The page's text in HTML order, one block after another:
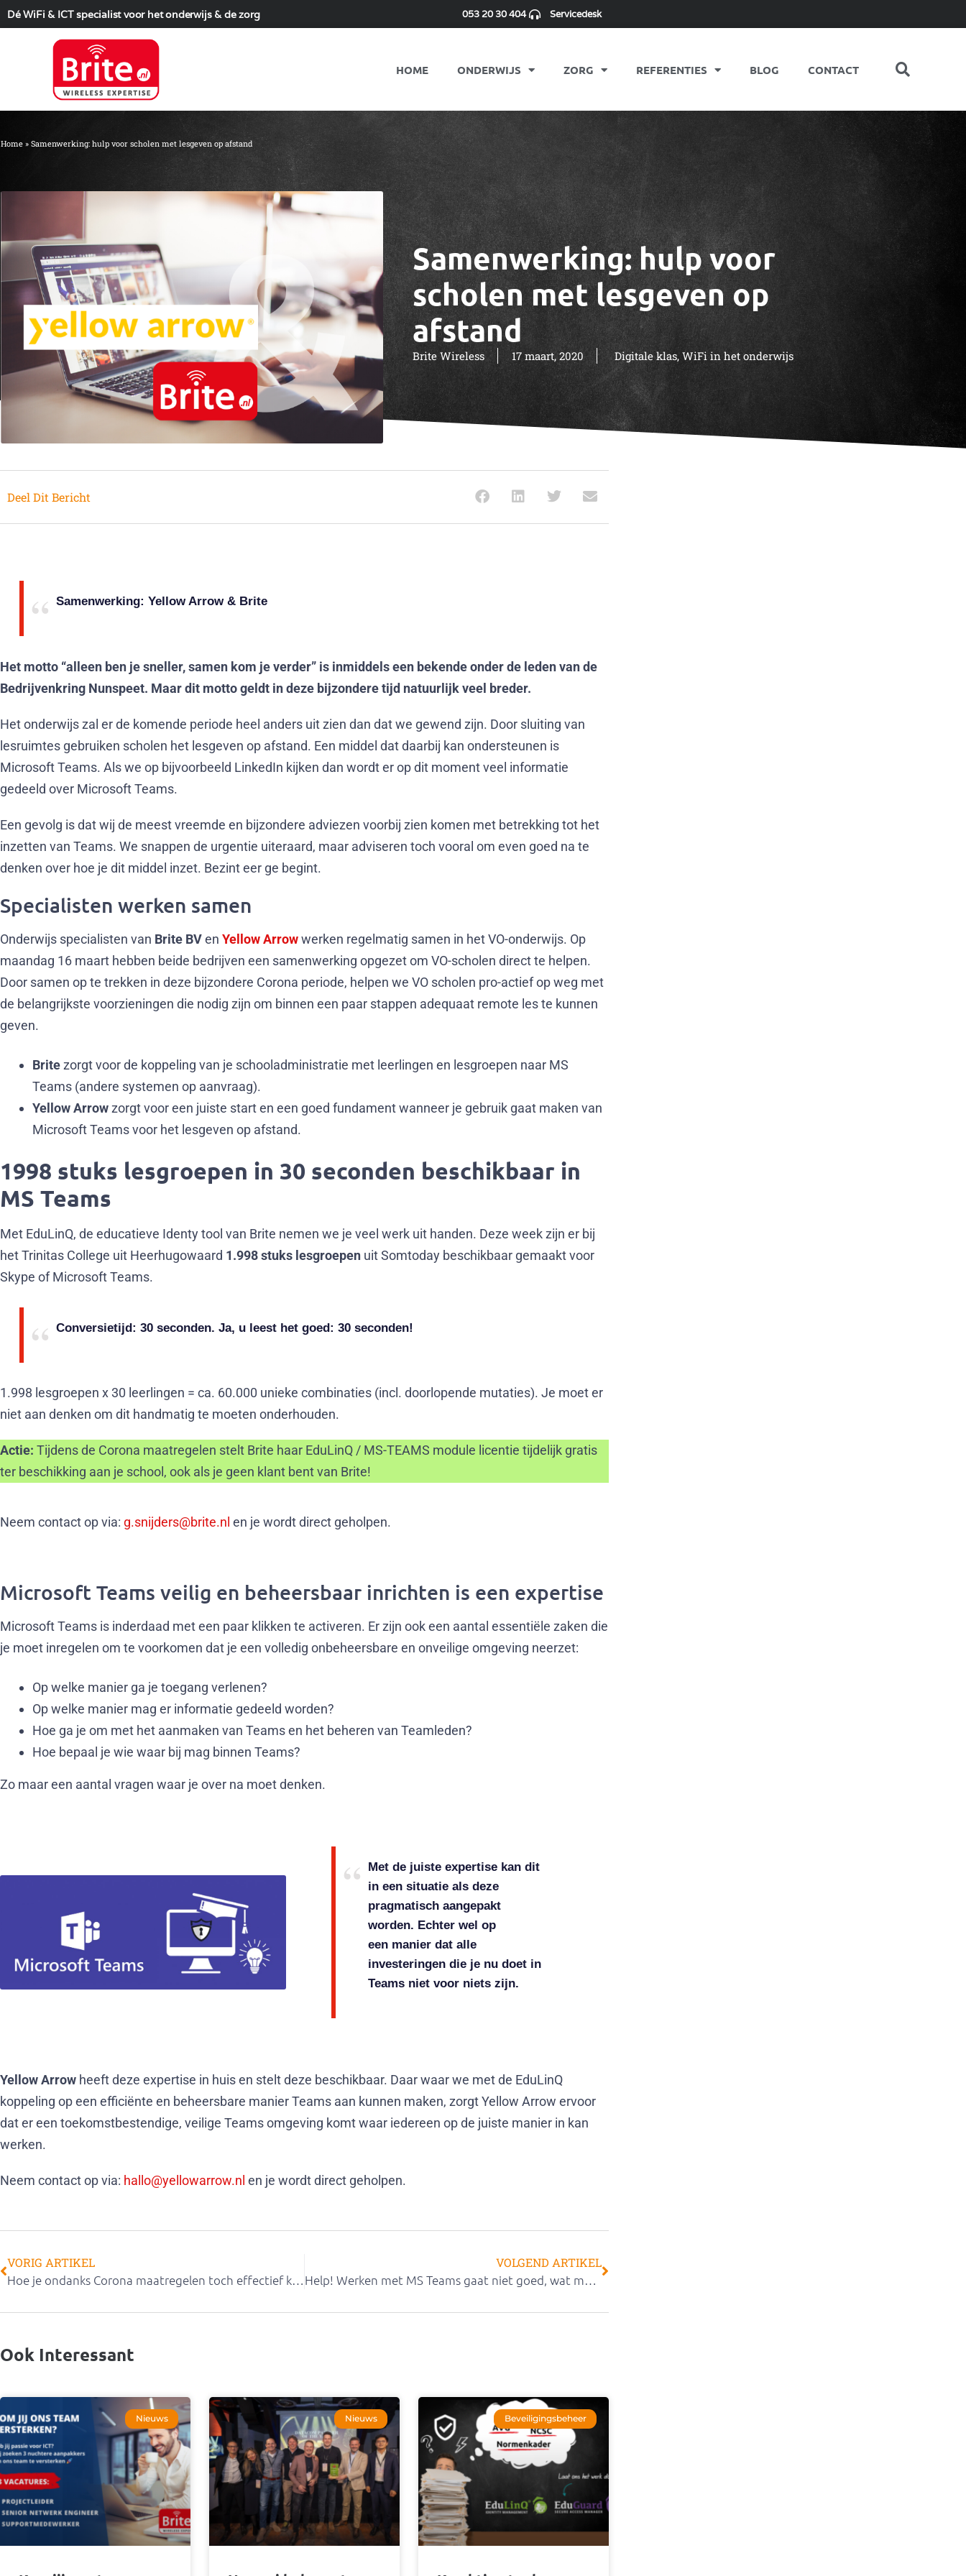
Dé WiFi & ICT specialist voor het onderwijs & de zorg 053 20 30 404 Servicedesk
HOME ONDERWIJS ZORG REFERENTIES BLOG CONTACT
Home » Samenwerking: hulp voor scholen met lesgeven op afstand
Samenwerking: hulp voor
scholen met lesgeven op
afstand
Brite Wireless 17 maart, 2020 Digitale klas, WiFi in het onderwijs
Deel Dit Bericht
Samenwerking: Yellow Arrow & Brite
Het motto “alleen ben je sneller, samen kom je verder” is inmiddels een bekende onder de leden van de
Bedrijvenkring Nunspeet. Maar dit motto geldt in deze bijzondere tijd natuurlijk veel breder.
Het onderwijs zal er de komende periode heel anders uit zien dan dat we gewend zijn. Door sluiting van
lesruimtes gebruiken scholen het lesgeven op afstand. Een middel dat daarbij kan ondersteunen is
Microsoft Teams. Als we op bijvoorbeeld LinkedIn kijken dan wordt er op dit moment veel informatie
gedeeld over Microsoft Teams.
Een gevolg is dat wij de meest vreemde en bijzondere adviezen voorbij zien komen met betrekking tot het
inzetten van Teams. We snappen de urgentie uiteraard, maar adviseren toch vooral om even goed na te
denken over hoe je dit middel inzet. Bezint eer ge begint.
Specialisten werken samen
Onderwijs specialisten van Brite BVen Yellow Arrowwerken regelmatig samen in het VO-onderwijs. Op
maandag 16 maart hebben beide bedrijven een samenwerking opgezet om VO-scholen direct te helpen.
Door samen op te trekken in deze bijzondere Corona periode, helpen we VO scholen pro-actief op weg met
de belangrijkste voorzieningen die nodig zijn om binnen een paar stappen adequaat remote les te kunnen
geven.
Britezorgt voor de koppeling van je schooladministratie met leerlingen en lesgroepen naar MS
Teams (andere systemen op aanvraag).
Yellow Arrowzorgt voor een juiste start en een goed fundament wanneer je gebruik gaat maken van
Microsoft Teams voor het lesgeven op afstand.
1998 stuks lesgroepen in 30 seconden beschikbaar in
MS Teams
Met EduLinQ, de educatieve Identy tool van Brite nemen we je veel werk uit handen. Deze week zijn er bij
het Trinitas College uit Heerhugowaard 1.998 stuks lesgroepen uit Somtoday beschikbaar gemaakt voor
Skype of Microsoft Teams.
Conversietijd: 30 seconden. Ja, u leest het goed: 30 seconden!
1.998 lesgroepen x 30 leerlingen = ca. 60.000 unieke combinaties (incl. doorlopende mutaties). Je moet er
niet aan denken om dit handmatig te moeten onderhouden.
Actie: Tijdens de Corona maatregelen stelt Brite haar EduLinQ / MS-TEAMS module licentie tijdelijk gratis
ter beschikking aan je school, ook als je geen klant bent van Brite!
Neem contact op via: g.snijders@brite.nl en je wordt direct geholpen.
Microsoft Teams veilig en beheersbaar inrichten is een expertise
Microsoft Teams is inderdaad met een paar klikken te activeren. Er zijn ook een aantal essentiële zaken die
je moet inregelen om te voorkomen dat je een volledig onbeheersbare en onveilige omgeving neerzet:
Op welke manier ga je toegang verlenen?
Op welke manier mag er informatie gedeeld worden?
Hoe ga je om met het aanmaken van Teams en het beheren van Teamleden?
Hoe bepaal je wie waar bij mag binnen Teams?
Zo maar een aantal vragen waar je over na moet denken.
Met de juiste expertise kan dit
in een situatie als deze
pragmatisch aangepakt
worden. Echter wel op
een manier dat alle
investeringen die je nu doet in
Teams niet voor niets zijn.
Yellow Arrow heeft deze expertise in huis en stelt deze beschikbaar. Daar waar we met de EduLinQ
koppeling op een efficiënte en beheersbare manier Teams aan kunnen maken, zorgt Yellow Arrow ervoor
dat er een toekomstbestendige, veilige Teams omgeving komt waar iedereen op de juiste manier in kan
werken.
Neem contact op via: hallo@yellowarrow.nl en je wordt direct geholpen.
VORIG ARTIKEL
Hoe je ondanks Corona maatregelen toch effectief kunt lesgeven
VOLGEND ARTIKEL
Help! Werken met MS Teams gaat niet goed, wat moet ik doen?
Ook Interessant
Nieuws Nieuws Beveiligingsbeheer